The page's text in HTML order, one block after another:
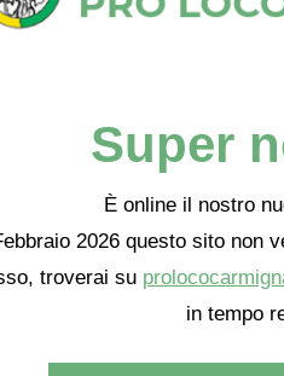
Super
È online il nostro
2026 questo sito non
troverai su
in tempo